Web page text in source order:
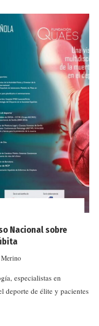
Nacional sobre
Merino
especialistas en
deporte de élite y pacientes